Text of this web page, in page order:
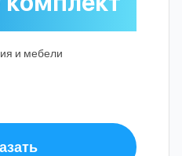
и мебели